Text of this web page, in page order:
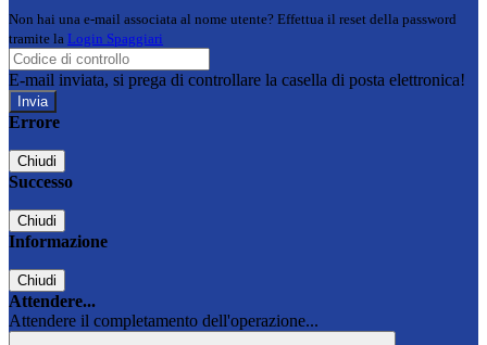
Non hai una e-mail associata al nome utente? Effettua il reset della password
tramite la Login Spaggiari
E-mail inviata, si prega di controllare la casella di posta elettronica!
Errore
Chiudi
Successo
Chiudi
Informazione
Chiudi
Attendere...
Attendere il completamento dell'operazione...